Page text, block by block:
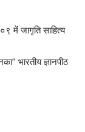
में जागृति साहित्य
भारतीय ज्ञानपीठ